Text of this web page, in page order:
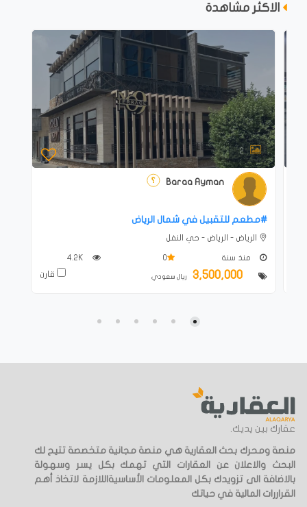
الاكثر مشاهدة
2
Baraa Ayman
#‎مطعم للتقبيل في شمال الرياض
الرياض - الرياض - حي النفل
منذ سنة 0
3,500,000 ريال سعودي قارن
عقارك بين يديك.
منصة ومحرك بحث العقارية هي منصة مجانية متخصصة تتيح لك
البحث والاعلان عن العقارات التي تهمك بكل يسر وسهولة
بالاضافة الى تزويدك بكل المعلومات الأساسيةاللازمة لاتخاذ أهم
القراررات المالية في حياتك